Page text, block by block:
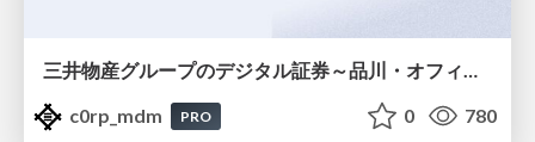
c0rp_mdm
PRO 0 780